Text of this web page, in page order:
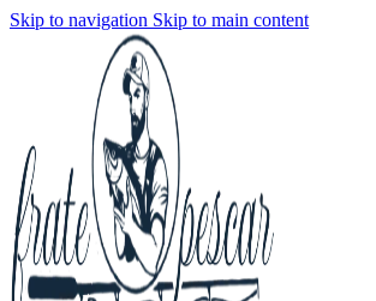
Skip to navigation Skip to main content